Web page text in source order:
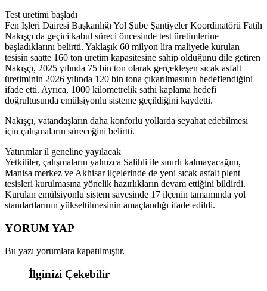
Test üretimi başladı
Fen İşleri Dairesi Başkanlığı Yol Şube Şantiyeler Koordinatörü Fatih
Nakışçı da geçici kabul süreci öncesinde test üretimlerine
başladıklarını belirtti. Yaklaşık 60 milyon lira maliyetle kurulan
tesisin saatte 160 ton üretim kapasitesine sahip olduğunu dile getiren
Nakışçı, 2025 yılında 75 bin ton olarak gerçekleşen sıcak asfalt
üretiminin 2026 yılında 120 bin tona çıkarılmasının hedeflendiğini
ifade etti. Ayrıca, 1000 kilometrelik sathi kaplama hedefi
doğrultusunda emülsiyonlu sisteme geçildiğini kaydetti.
Nakışçı, vatandaşların daha konforlu yollarda seyahat edebilmesi
için çalışmaların süreceğini belirtti.
Yatırımlar il geneline yayılacak
Yetkililer, çalışmaların yalnızca Salihli ile sınırlı kalmayacağını,
Manisa merkez ve Akhisar ilçelerinde de yeni sıcak asfalt plent
tesisleri kurulmasına yönelik hazırlıkların devam ettiğini bildirdi.
Kurulan emülsiyonlu sistem sayesinde 17 ilçenin tamamında yol
standartlarının yükseltilmesinin amaçlandığı ifade edildi.
YORUM YAP
Bu yazı yorumlara kapatılmıştır.
İlginizi Çekebilir